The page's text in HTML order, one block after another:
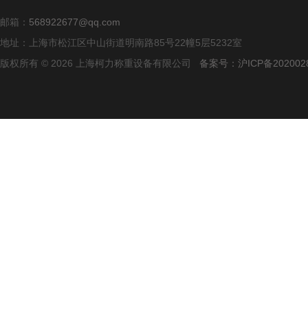
邮箱： 568922677@qq.com
地址：上海市松江区中山街道明南路85号22幢5层5232室
版权所有 © 2026 上海柯力称重设备有限公司 备案号：沪ICP备